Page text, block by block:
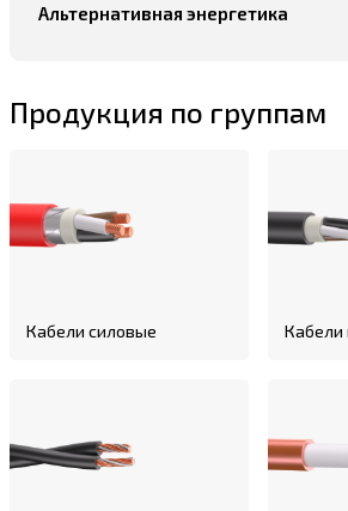
Альтернативная энергетика
Продукция по группам
Кабели силовые Кабели